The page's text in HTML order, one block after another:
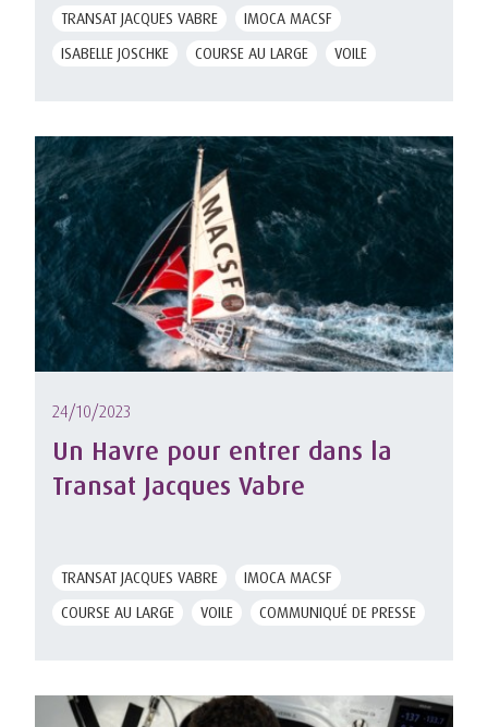
TRANSAT JACQUES VABRE
IMOCA MACSF
ISABELLE JOSCHKE
COURSE AU LARGE VOILE
24/10/2023
Un Havre pour entrer dans la
Transat Jacques Vabre
TRANSAT JACQUES VABRE
IMOCA MACSF
COURSE AU LARGE
VOILE COMMUNIQUÉ DE PRESSE